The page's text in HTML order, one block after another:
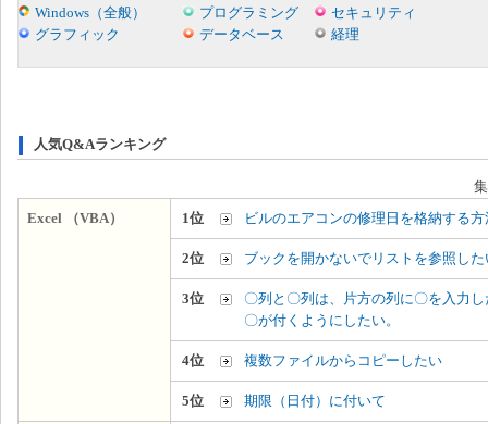
Windows（全般）
プログラミング
セキュリティ
グラフィック
データベース 経理
人気Q&Aランキング
Excel （VBA）
1位 ビルのエアコンの修理日を格納する方
2位 ブックを開かないでリストを参照した
3位
〇列と〇列は、片方の列に〇を入力
〇が付くようにしたい。
4位 複数ファイルからコピーしたい
5位 期限（日付）に付いて